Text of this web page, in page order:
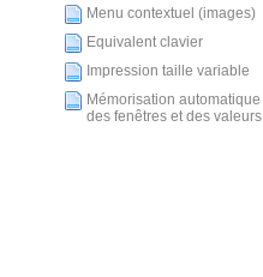
Menu contextuel (images)
Equivalent clavier
Impression taille variable
Mémorisation automatique
des fenêtres et des valeurs